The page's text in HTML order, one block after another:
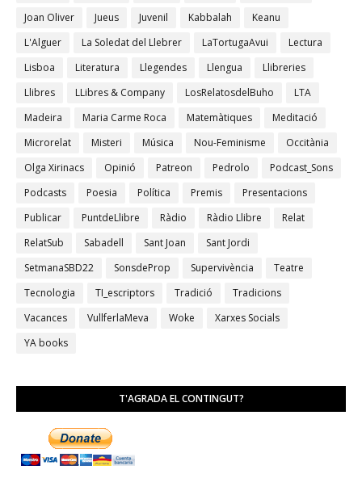
Joan Oliver
Jueus Juvenil Kabbalah
Keanu
L'Alguer
La Soledat del Llebrer LaTortugaAvui
Lectura
Lisboa
Literatura Llegendes Llengua
Llibreries
Llibres
LLibres & Company LosRelatosdelBuho
LTA
Madeira
Maria Carme Roca Matemàtiques
Meditació
Microrelat
Misteri Música Nou-Feminisme
Occitània
Olga Xirinacs
Opinió Patreon Pedrolo
Podcast_Sons
Podcasts
Poesia Política Premis
Presentacions
Publicar
PuntdeLlibre Ràdio Ràdio Llibre
Relat
RelatSub
Sabadell Sant Joan
Sant Jordi
SetmanaSBD22
SonsdeProp Supervivència
Teatre
Tecnologia
TI_escriptors Tradició
Tradicions
Vacances
VullferlaMeva Woke
Xarxes Socials
YA books
T'AGRADA EL CONTINGUT?